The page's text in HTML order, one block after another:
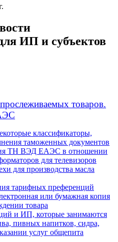
ИП и субъектов
товаров.
классификаторы,
таможенных документов
ТН ВЭД ЕАЭС в отношении
для телевизоров
для производства масла
тарифных преференций
или бумажная копия
товара
и ИП, которые занимаются
пивных напитков, сидра,
услуг общепита